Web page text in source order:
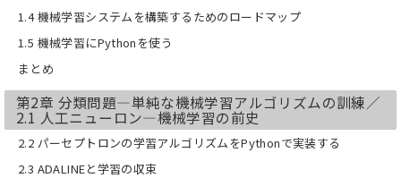
◎微積分/線形代数、Pythonの文法、デ
ータ分析用ライブラリについてある程度
理解している必要があります。
※この商品は固定レイアウトで作成され
ており、タブレットなど大きいディスプ
レイを備えた端末で読むことに適してい
ます。また、文字列のハイライトや検
索、辞書の参照、引用などの機能が使用
1.4 機械学習システムを構築するためのロードマップ
1.5 機械学習にPythonを使う
まとめ
第2章 分類問題―単純な機械学習アルゴリズムの訓練／
2.1 人工ニューロン―機械学習の前史
2.2 パーセプトロンの学習アルゴリズムをPythonで実装する
2.3 ADALINEと学習の収束